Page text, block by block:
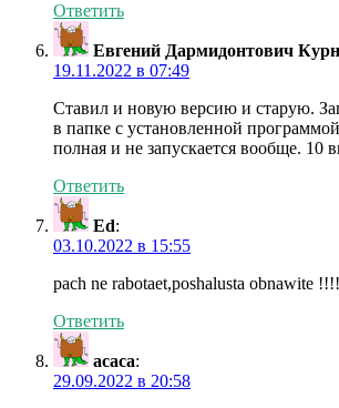
Ответить
Евгений Дармидонтович
19.11.2022 в 07:49
Ставил и новую версию и старую.
в папке с установленной
полная и не запускается вообще. 10
Ответить
Ed:
03.10.2022 в 15:55
pach ne rabotaet,poshalusta obnawite !!!!
Ответить
асаса:
29.09.2022 в 20:58